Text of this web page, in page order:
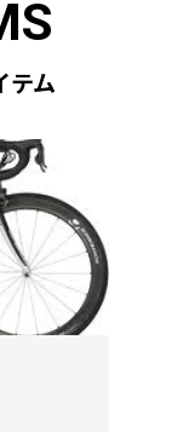
テム